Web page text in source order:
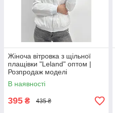
Жіноча вітровка з щільної
плащівки "Leland" оптом |
Розпродаж моделі
В наявності
395 ₴ 435 ₴